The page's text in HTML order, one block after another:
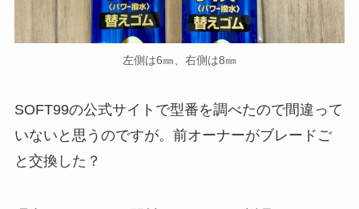
左側は6㎜、右側は8㎜
SOFT99の公式サイトで型番を調べたので間違って
いないと思うのですが。前オーナーがブレードご
と交換した？